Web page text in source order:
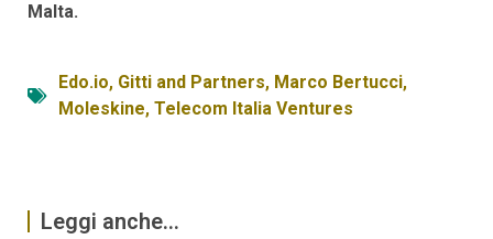
Malta.
Edo.io, Gitti and Partners, Marco Bertucci,
Moleskine, Telecom Italia Ventures
Leggi anche...